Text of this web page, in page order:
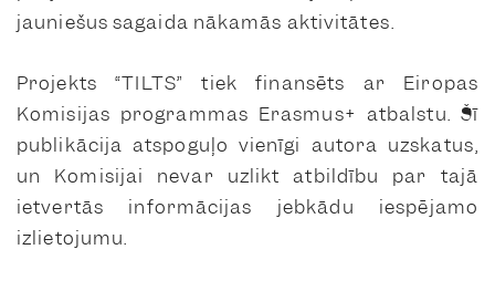
jauniešus sagaida nākamās aktivitātes.
Projekts “TILTS” tiek finansēts ar Eiropas
Komisijas programmas Erasmus+ atbalstu. Šī
publikācija atspoguļo vienīgi autora uzskatus,
un Komisijai nevar uzlikt atbildību par tajā
ietvertās informācijas jebkādu iespējamo
izlietojumu.